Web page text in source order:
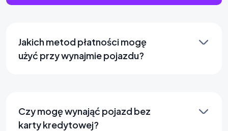
Jakich metod płatności mogę
użyć przy wynajmie pojazdu?
Czy mogę wynająć pojazd bez
karty kredytowej?